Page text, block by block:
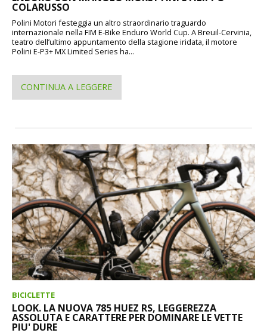
COLARUSSO
Polini Motori festeggia un altro straordinario traguardo
internazionale nella FIM E-Bike Enduro World Cup. A Breuil-Cervinia,
teatro dell’ultimo appuntamento della stagione iridata, il motore
Polini E-P3+ MX Limited Series ha...
CONTINUA A LEGGERE
BICICLETTE
LOOK. LA NUOVA 785 HUEZ RS, LEGGEREZZA
ASSOLUTA E CARATTERE PER DOMINARE LE VETTE
PIU' DURE